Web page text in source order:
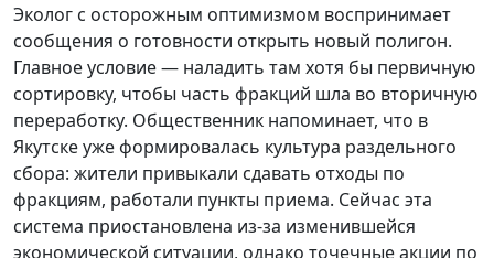
Эколог с осторожным оптимизмом воспринимает
сообщения о готовности открыть новый полигон.
Главное условие — наладить там хотя бы первичную
сортировку, чтобы часть фракций шла во вторичную
переработку. Общественник напоминает, что в
Якутске уже формировалась культура раздельного
сбора: жители привыкали сдавать отходы по
фракциям, работали пункты приема. Сейчас эта
система приостановлена из-за изменившейся
экономической ситуации, однако точечные акции по